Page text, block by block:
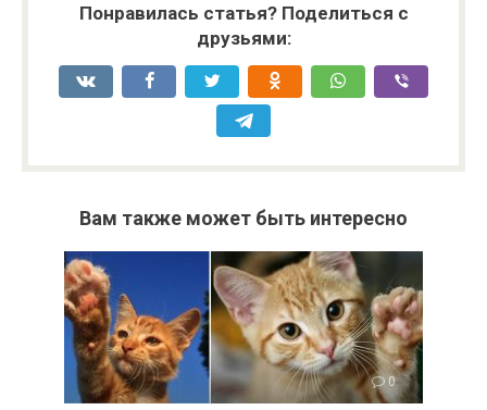
Понравилась статья? Поделиться с
друзьями:
Вам также может быть интересно
0